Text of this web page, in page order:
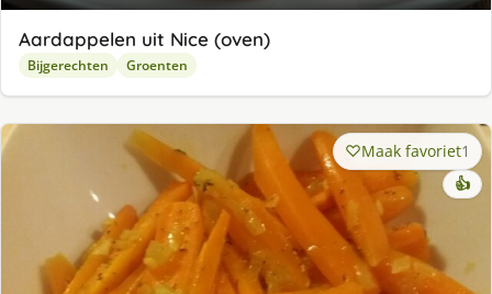
Aardappelen uit Nice (oven)
Bijgerechten Groenten
Maak favoriet1
👍